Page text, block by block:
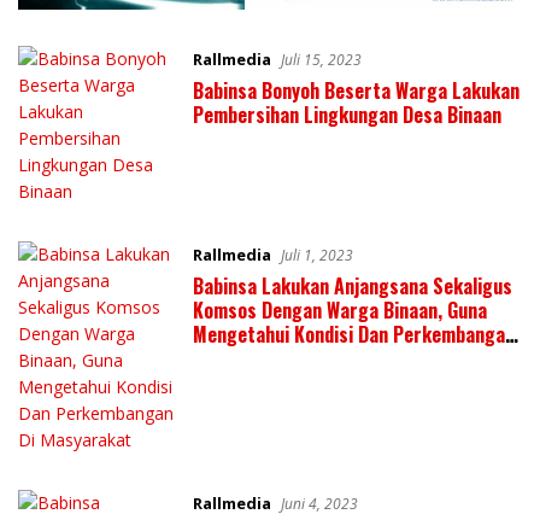
Rallmedia Juli 15, 2023
Babinsa Bonyoh Beserta Warga Lakukan
Pembersihan Lingkungan Desa Binaan
Rallmedia Juli 1, 2023
Babinsa Lakukan Anjangsana Sekaligus
Komsos Dengan Warga Binaan, Guna
Mengetahui Kondisi Dan Perkembangan
Rallmedia Juni 4, 2023